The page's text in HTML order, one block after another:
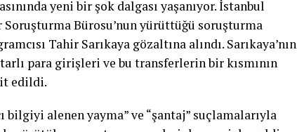
yeni bir şok dalgası yaşanıyor. İstanbul
Soruşturma Bürosu’nun yürüttüğü soruşturma
Tahir Sarıkaya gözaltına alındı. Sarıkaya’nın
para girişleri ve bu transferlerin bir kısmının
edildi.
bilgiyi alenen yayma” ve “şantaj” suçlamalarıyla